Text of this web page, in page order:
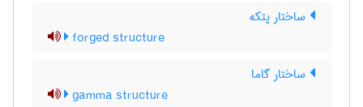
ساختار پتکه
forged structure
ساختار گاما
gamma structure